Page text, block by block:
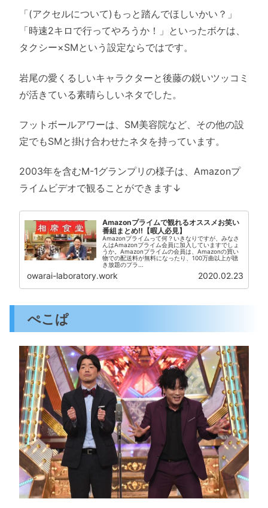
「(アクセルについて)もっと踏んでほしいかい？」
「時速2キロで行ってやろうか！」といったボケは、
タクシー×SMという設定ならではです。
岩尾の愛くるしいキャラクターと後藤の鋭いツッコミ
が活きている素晴らしいネタでした。
フットボールアワーは、SM美容院など、その他の設
定でもSMと掛け合わせたネタを持っています。
2003年を含むM-1グランプリの様子は、Amazonプ
ライムビデオで観ることができます↓
Amazonプライムで観れるオススメお笑い
番組まとめ!!【暇人必見】
Amazonプライムって何？いきなりですが、みなさ
んはAmazonプライム会員に加入していますでしょ
うか。Amazonプライムの会員は、Amazonの買い
物での配送料が無料になったり、100万曲以上が聴
き放題のプラ...
owarai-laboratory.work 2020.02.23
ぺこぱ